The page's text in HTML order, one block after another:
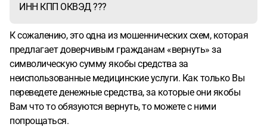
ИНН КПП ОКВЭД ???
К сожалению, это одна из мошеннических схем, которая
предлагает доверчивым гражданам «вернуть» за
символическую сумму якобы средства за
неиспользованные медицинские услуги. Как только Вы
переведете денежные средства, за которые они якобы
Вам что то обязуются вернуть, то можете с ними
попрощаться.